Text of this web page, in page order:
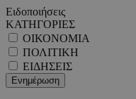
Ειδοποιήσεις
ΚΑΤΗΓΟΡΙΕΣ
ΟΙΚΟΝΟΜΙΑ
ΠΟΛΙΤΙΚΗ
ΕΙΔΗΣΕΙΣ